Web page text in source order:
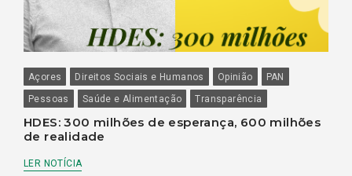
Açores Direitos Sociais e Humanos Opinião
PAN
Pessoas
Saúde e Alimentação Transparência
HDES: 300 milhões de esperança, 600 milhões
de realidade
LER NOTÍCIA